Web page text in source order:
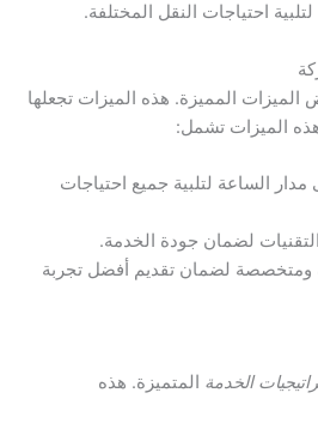
لتلبية احتياجات النقل المختلفة.
المميزة. هذه الميزات تجعلها
هذه الميزات تشمل:
الساعة لتلبية جميع احتياجات
لضمان جودة الخدمة.
لضمان تقديم أفضل تجربة
الخدمة المتميزة. هذه